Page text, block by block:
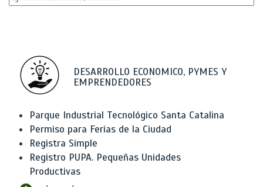
DESARROLLO ECONOMICO, PYMES Y
EMPRENDEDORES
Parque Industrial Tecnológico Santa Catalina
Permiso para Ferias de la Ciudad
Registra Simple
Registro PUPA. Pequeñas Unidades
Productivas